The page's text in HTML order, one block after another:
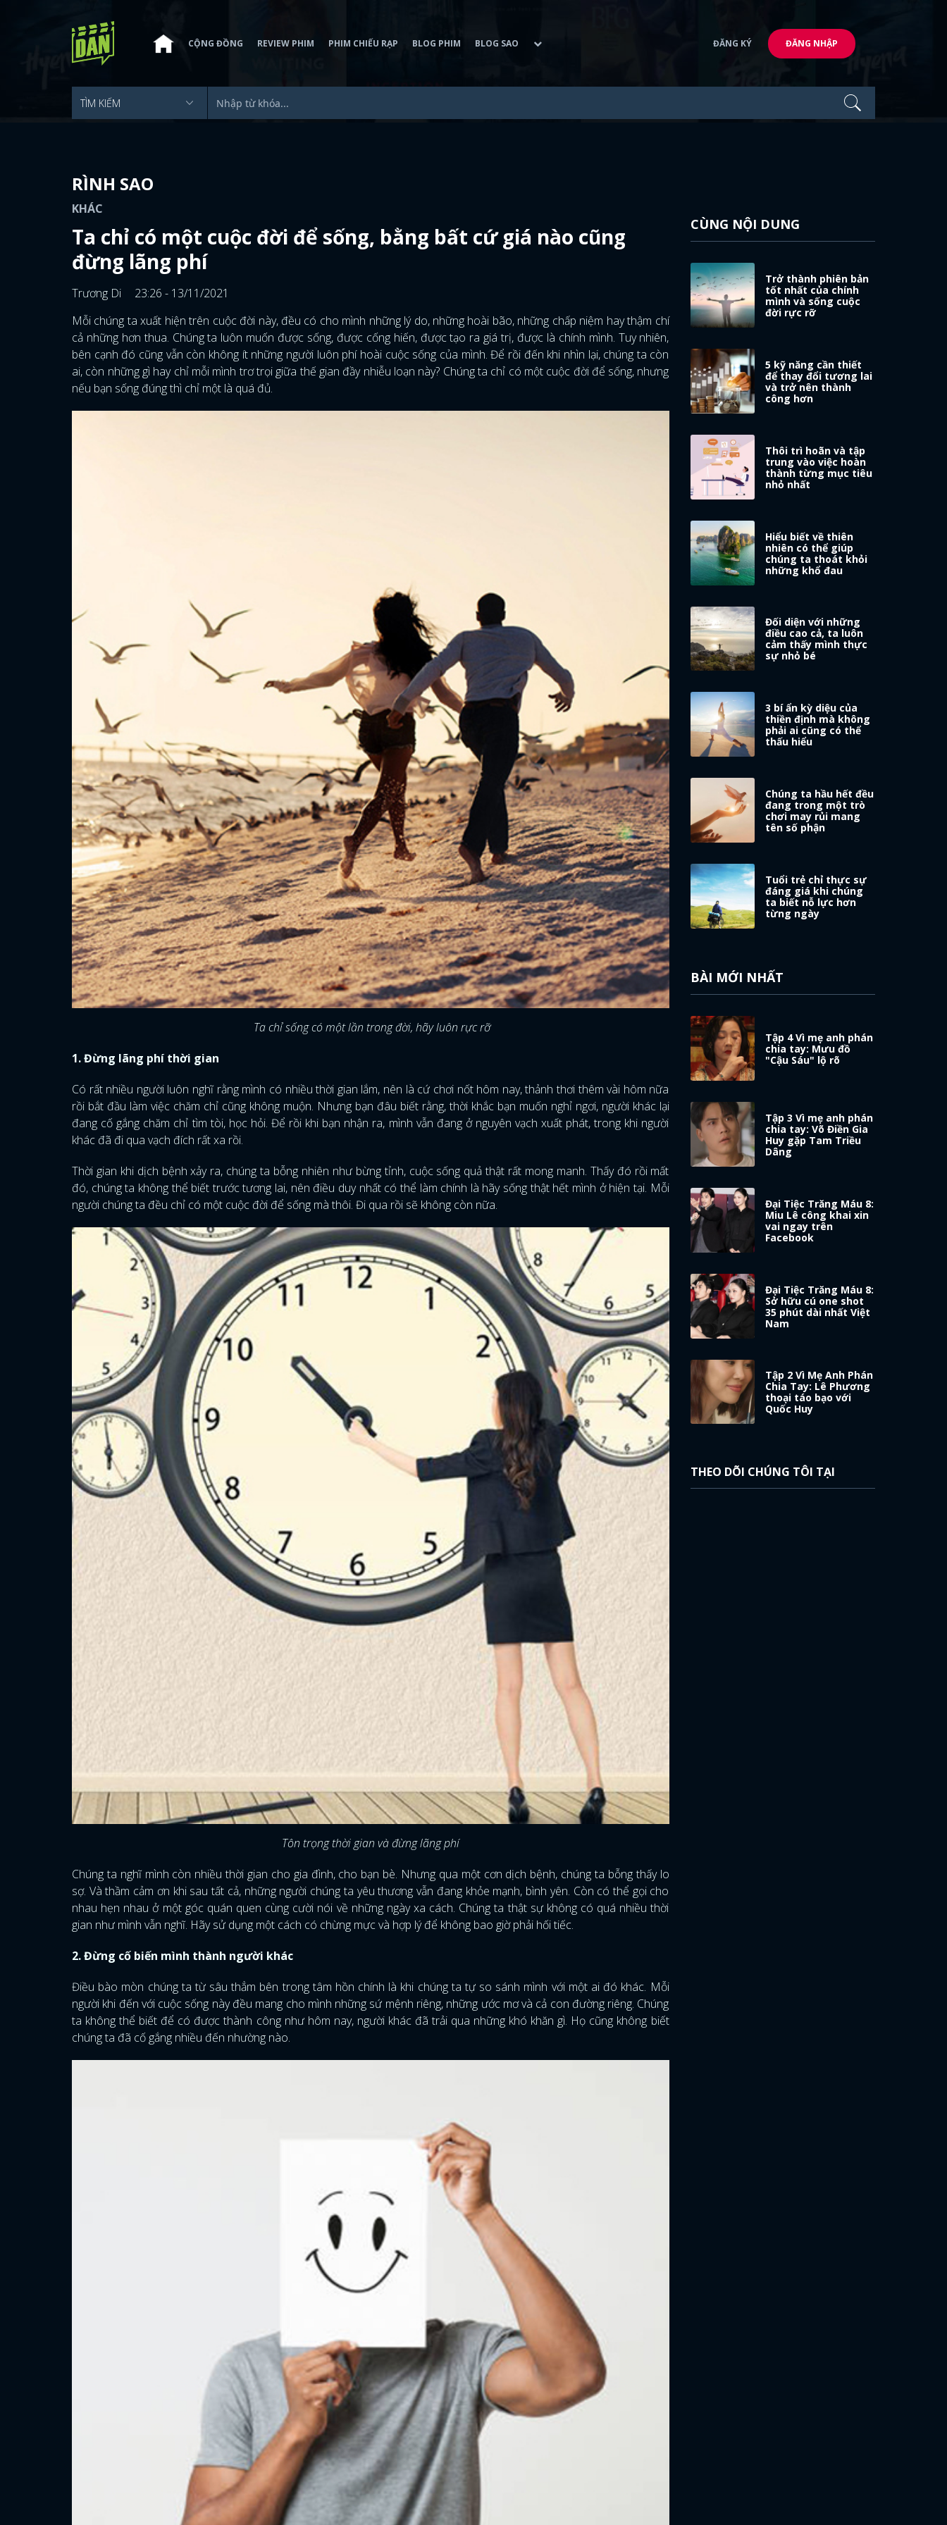
ĐĂNG NHẬP
FACEBOOK GOOGLE
CỘNG ĐỒNG REVIEW PHIM PHIM CHIẾU RẠP BLOG PHIM BLOG SAO ĐĂNG KÝ ĐĂNG NHẬP
RÌNH SAO
KHÁC
Ta chỉ có một cuộc đời để sống, bằng bất cứ giá nào cũng
đừng lãng phí
Trương Di
23:26 - 13/11/2021
Mỗi chúng ta xuất hiện trên cuộc đời này, đều có cho mình những lý do, những hoài bão, những chấp niệm hay thậm chí
cả những hơn thua. Chúng ta luôn muốn được sống, được cống hiến, được tạo ra giá trị, được là chính mình. Tuy nhiên,
bên cạnh đó cũng vẫn còn không ít những người luôn phí hoài cuộc sống của mình. Để rồi đến khi nhìn lại, chúng ta còn
ai, còn những gì hay chỉ mỗi mình trơ trọi giữa thế gian đầy nhiễu loạn này? Chúng ta chỉ có một cuộc đời để sống, nhưng
nếu bạn sống đúng thì chỉ một là quá đủ.
Ta chỉ sống có một lần trong đời, hãy luôn rực rỡ
1. Đừng lãng phí thời gian
Có rất nhiều người luôn nghĩ rằng mình có nhiều thời gian lắm, nên là cứ chơi nốt hôm nay, thảnh thơi thêm vài hôm nữa
rồi bắt đầu làm việc chăm chỉ cũng không muộn. Nhưng bạn đâu biết rằng, thời khắc bạn muốn nghỉ ngơi, người khác lại
đang cố gắng chăm chỉ tìm tòi, học hỏi. Để rồi khi bạn nhận ra, mình vẫn đang ở nguyên vạch xuất phát, trong khi người
khác đã đi qua vạch đích rất xa rồi.
Thời gian khi dịch bệnh xảy ra, chúng ta bỗng nhiên như bừng tỉnh, cuộc sống quả thật rất mong manh. Thấy đó rồi mất
đó, chúng ta không thể biết trước tương lai, nên điều duy nhất có thể làm chính là hãy sống thật hết mình ở hiện tại. Mỗi
người chúng ta đều chỉ có một cuộc đời để sống mà thôi. Đi qua rồi sẽ không còn nữa.
Tôn trọng thời gian và đừng lãng phí
Chúng ta nghĩ mình còn nhiều thời gian cho gia đình, cho bạn bè. Nhưng qua một cơn dịch bệnh, chúng ta bỗng thấy lo
sợ. Và thầm cảm ơn khi sau tất cả, những người chúng ta yêu thương vẫn đang khỏe mạnh, bình yên. Còn có thể gọi cho
nhau hẹn nhau ở một góc quán quen cùng cười nói về những ngày xa cách. Chúng ta thật sự không có quá nhiều thời
gian như mình vẫn nghĩ. Hãy sử dụng một cách có chừng mực và hợp lý để không bao giờ phải hối tiếc.
2. Đừng cố biến mình thành người khác
Điều bào mòn chúng ta từ sâu thẳm bên trong tâm hồn chính là khi chúng ta tự so sánh mình với một ai đó khác. Mỗi
người khi đến với cuộc sống này đều mang cho mình những sứ mệnh riêng, những ước mơ và cả con đường riêng. Chúng
ta không thể biết để có được thành công như hôm nay, người khác đã trải qua những khó khăn gì. Họ cũng không biết
chúng ta đã cố gắng nhiều đến nhường nào.
CÙNG NỘI DUNG
Trở thành phiên bản
tốt nhất của chính
mình và sống cuộc
đời rực rỡ
5 kỹ năng cần thiết
để thay đổi tương lai
và trở nên thành
công hơn
Thôi trì hoãn và tập
trung vào việc hoàn
thành từng mục tiêu
nhỏ nhất
Hiểu biết về thiên
nhiên có thể giúp
chúng ta thoát khỏi
những khổ đau
Đối diện với những
điều cao cả, ta luôn
cảm thấy mình thực
sự nhỏ bé
3 bí ẩn kỳ diệu của
thiền định mà không
phải ai cũng có thể
thấu hiểu
Chúng ta hầu hết đều
đang trong một trò
chơi may rủi mang
tên số phận
Tuổi trẻ chỉ thực sự
đáng giá khi chúng
ta biết nỗ lực hơn
từng ngày
BÀI MỚI NHẤT
Tập 4 Vì mẹ anh phán
chia tay: Mưu đồ
"Cậu Sáu" lộ rõ
Tập 3 Vì mẹ anh phán
chia tay: Võ Điền Gia
Huy gặp Tam Triều
Dâng
Đại Tiệc Trăng Máu 8:
Miu Lê công khai xin
vai ngay trên
Facebook
Đại Tiệc Trăng Máu 8:
Sở hữu cú one shot
35 phút dài nhất Việt
Nam
Tập 2 Vì Mẹ Anh Phán
Chia Tay: Lê Phương
thoại táo bạo với
Quốc Huy
THEO DÕI CHÚNG TÔI TẠI